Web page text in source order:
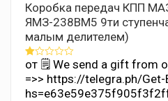
Коробка передач КПП
ЯМЗ-238ВМ5 9ти
малым делителем)
Оценка
из
5
от 🗒 We send a gift from
=>> https://telegra.ph/